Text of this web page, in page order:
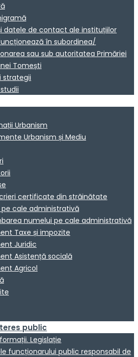
datele de contact ale instituțiilor
în subordinea/
sau sub autoritatea Primăriei
Tomești
strategii
Urbanism
Urbanism și Mediu
certificate din străinătate
pe cale administrativă
numelui pe cale administrativă
Taxe și impozite
Juridic
Asistență socială
Agricol
public
Legislație
funcționarului public responsabil de